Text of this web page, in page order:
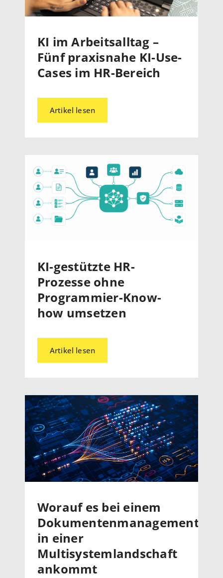
KI im Arbeitsalltag –
Fünf praxisnahe KI-Use-
Cases im HR-Bereich
Artikel lesen
KI-gestützte HR-
Prozesse ohne
Programmier-Know-
how umsetzen
Artikel lesen
Worauf es bei einem
in einer
Multisystemlandschaft
ankommt